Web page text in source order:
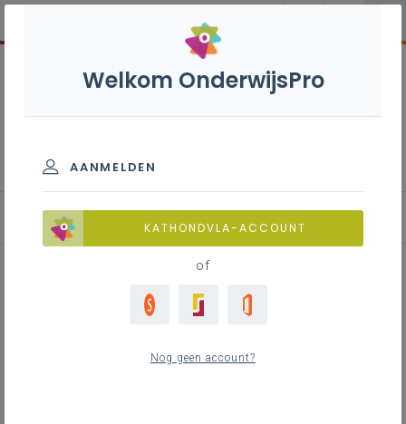
Erkenning aannemers
Welkom OnderwijsPro
AANMELDEN
KATHONDVLA-ACCOUNT
of
Nog geen account?